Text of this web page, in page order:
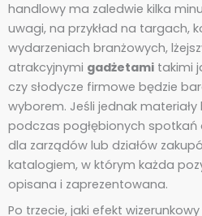
handlowy ma zaledwie kilka
uwagi, na przykład na targach,
wydarzeniach branżowych,
atrakcyjnymi gadżetami takimi
czy słodycze firmowe będzie
wyborem. Jeśli jednak
podczas pogłębionych
dla zarządów lub działów
katalogiem, w którym każda
opisana i zaprezentowana.
Po trzecie, jaki efekt